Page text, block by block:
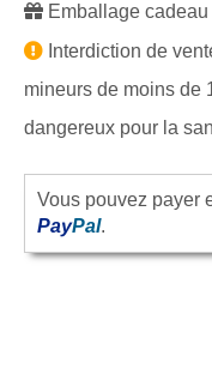
Emballage
Interdiction de
mineurs de moins de
dangereux pour la
Vous pouvez payer
PayPal.